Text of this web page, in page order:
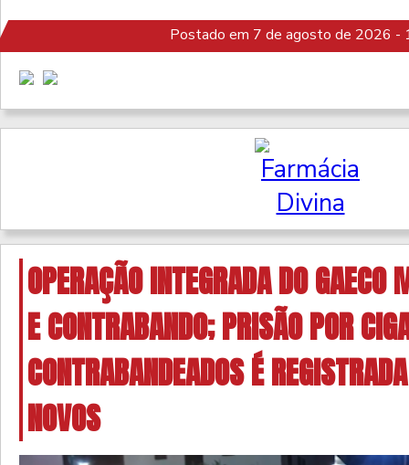
Postado em 7 de agosto de 2026 -
OPERAÇÃO INTEGRADA DO GAECO
E CONTRABANDO; PRISÃO POR
CONTRABANDEADOS É
NOVOS